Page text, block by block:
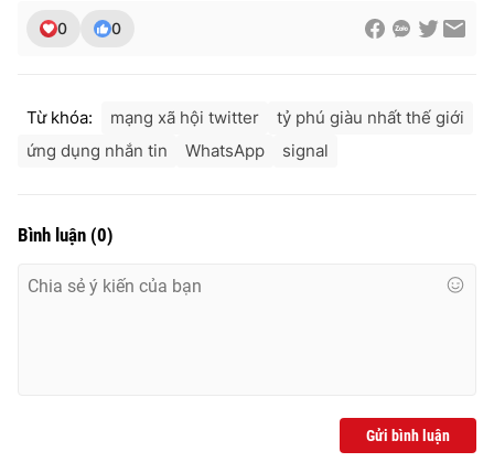
0 0
Từ khóa: mạng xã hội twitter
tỷ phú giàu nhất thế giới
ứng dụng nhắn tin
WhatsApp signal
Bình luận (0)
Gửi bình luận